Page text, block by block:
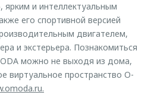
ярким и интеллектуальным
его спортивной версией
двигателем,
и экстерьера. Познакомиться
можно не выходя из дома,
виртуальное пространство O-